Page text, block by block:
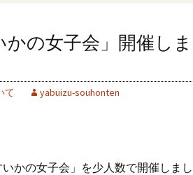
の女子会」開催し
て yabuizu-souhonten
かの女子会」を少人数で開催しまし